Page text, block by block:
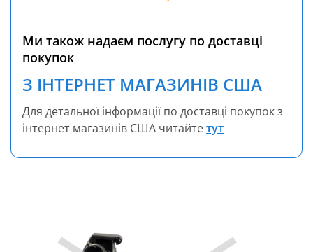
Ми також надаєм послугу по доставці
покупок
З ІНТЕРНЕТ МАГАЗИНІВ США
Для детальної інформації по доставці покупок з
інтернет магазинів США читайтетут